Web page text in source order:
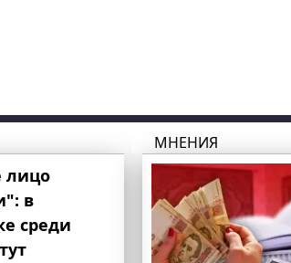
лицо
в
среди
МНЕНИЯ